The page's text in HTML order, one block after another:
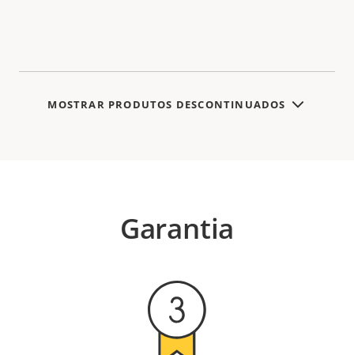
MOSTRAR PRODUTOS DESCONTINUADOS
Garantia